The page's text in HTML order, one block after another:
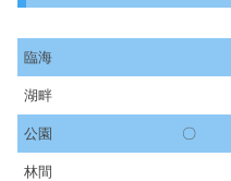
臨海
湖畔
公園 〇
林間